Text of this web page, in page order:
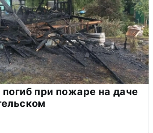
при пожаре на даче